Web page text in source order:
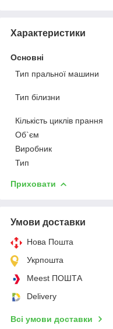
Характеристики
Основні
Тип пральної машини
Тип білизни
Кількість циклів прання
Об`єм
Виробник
Тип
Приховати
Умови доставки
Нова Пошта
Укрпошта
Meest ПОШТА
Delivery
Всі умови доставки